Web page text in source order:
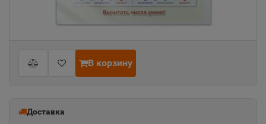
В корзину
Доставка